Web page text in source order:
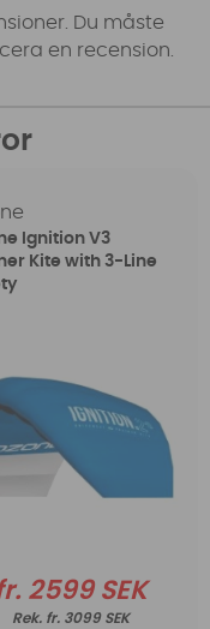
Du måste
en recension.
Ignition V3
Kite with 3-Line
2599 SEK
fr. 3099 SEK